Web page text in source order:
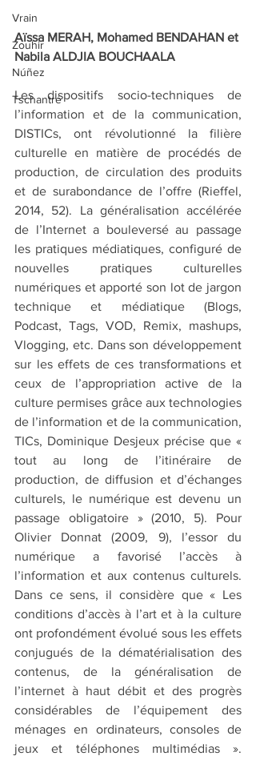
Vrain
Zouhir
Núñez
Tschantré
Aïssa MERAH, Mohamed BENDAHAN et
Nabila ALDJIA BOUCHAALA
Les dispositifs socio-techniques de
l’information et de la communication,
DISTICs, ont révolutionné la filière
culturelle en matière de procédés de
production, de circulation des produits
et de surabondance de l’offre (Rieffel,
2014, 52). La généralisation accélérée
de l’Internet a bouleversé au passage
les pratiques médiatiques, configuré de
nouvelles pratiques culturelles
numériques et apporté son lot de jargon
technique et médiatique (Blogs,
Podcast, Tags, VOD, Remix, mashups,
Vlogging, etc. Dans son développement
sur les effets de ces transformations et
ceux de l’appropriation active de la
culture permises grâce aux technologies
de l’information et de la communication,
TICs, Dominique Desjeux précise que «
tout au long de l’itinéraire de
production, de diffusion et d’échanges
culturels, le numérique est devenu un
passage obligatoire » (2010, 5). Pour
Olivier Donnat (2009, 9), l’essor du
numérique a favorisé l’accès à
l’information et aux contenus culturels.
Dans ce sens, il considère que « Les
conditions d’accès à l’art et à la culture
ont profondément évolué sous les effets
conjugués de la dématérialisation des
contenus, de la généralisation de
l’internet à haut débit et des progrès
considérables de l’équipement des
ménages en ordinateurs, consoles de
jeux et téléphones multimédias ».